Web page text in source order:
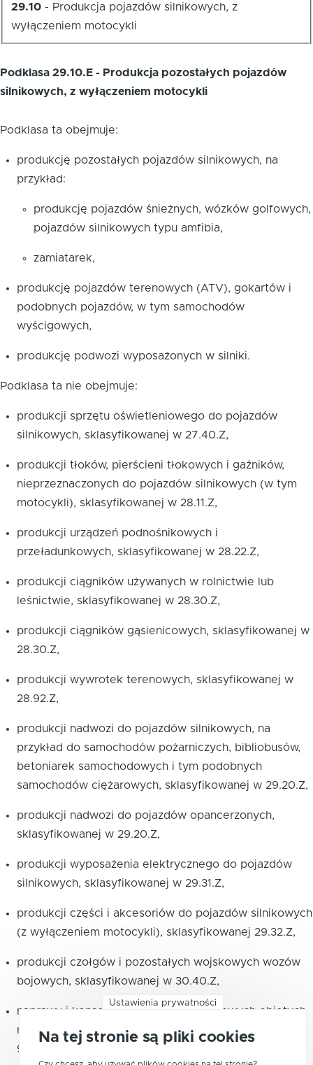
29.10 - Produkcja pojazdów silnikowych, z
wyłączeniem motocykli
Podklasa 29.10.E - Produkcja pozostałych pojazdów
silnikowych, z wyłączeniem motocykli
Podklasa ta obejmuje:
produkcję pozostałych pojazdów silnikowych, na
przykład:
produkcję pojazdów śnieżnych, wózków golfowych,
pojazdów silnikowych typu amfibia,
zamiatarek,
produkcję pojazdów terenowych (ATV), gokartów i
podobnych pojazdów, w tym samochodów
wyścigowych,
produkcję podwozi wyposażonych w silniki.
Podklasa ta nie obejmuje:
produkcji sprzętu oświetleniowego do pojazdów
silnikowych, sklasyfikowanej w 27.40.Z,
produkcji tłoków, pierścieni tłokowych i gaźników,
nieprzeznaczonych do pojazdów silnikowych (w tym
motocykli), sklasyfikowanej w 28.11.Z,
produkcji urządzeń podnośnikowych i
przeładunkowych, sklasyfikowanej w 28.22.Z,
produkcji ciągników używanych w rolnictwie lub
leśnictwie, sklasyfikowanej w 28.30.Z,
produkcji ciągników gąsienicowych, sklasyfikowanej w
28.30.Z,
produkcji wywrotek terenowych, sklasyfikowanej w
28.92.Z,
produkcji nadwozi do pojazdów silnikowych, na
przykład do samochodów pożarniczych, bibliobusów,
betoniarek samochodowych i tym podobnych
samochodów ciężarowych, sklasyfikowanej w 29.20.Z,
produkcji nadwozi do pojazdów opancerzonych,
sklasyfikowanej w 29.20.Z,
produkcji wyposażenia elektrycznego do pojazdów
silnikowych, sklasyfikowanej w 29.31.Z,
produkcji części i akcesoriów do pojazdów silnikowych
(z wyłączeniem motocykli), sklasyfikowanej 29.32.Z,
produkcji czołgów i pozostałych wojskowych wozów
bojowych, sklasyfikowanej w 30.40.Z,
naprawy i konserwacji pojazdów silnikowych objętych
niniejszą podklasą, sklasyfikowanych w 95.31.A
95.31.B
95.31.C
Ustawienia prywatności
Na tej stronie są pliki cookies